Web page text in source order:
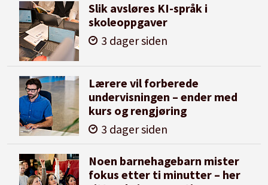
Slik avsløres KI-språk i
skoleoppgaver
3 dager siden
Lærere vil forberede
undervisningen – ender med
kurs og rengjøring
3 dager siden
Noen barnehagebarn mister
fokus etter ti minutter – her